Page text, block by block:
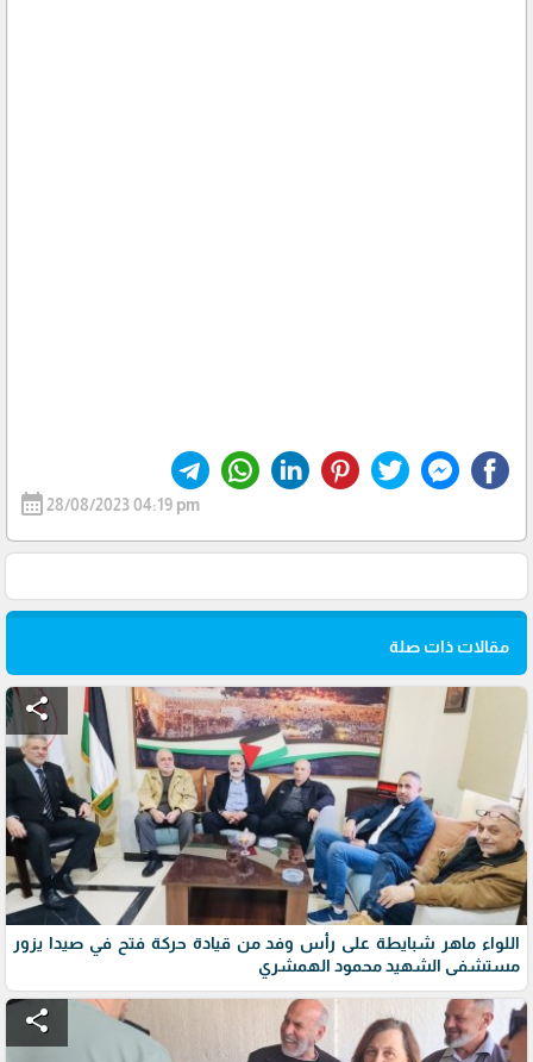
calendar_month28/08/2023 04:19 pm
مقالات ذات صلة
share
اللواء ماهر شبايطة على رأس وفد من قيادة حركة فتح في صيدا يزور
مستشفى الشهيد محمود الهمشري
share